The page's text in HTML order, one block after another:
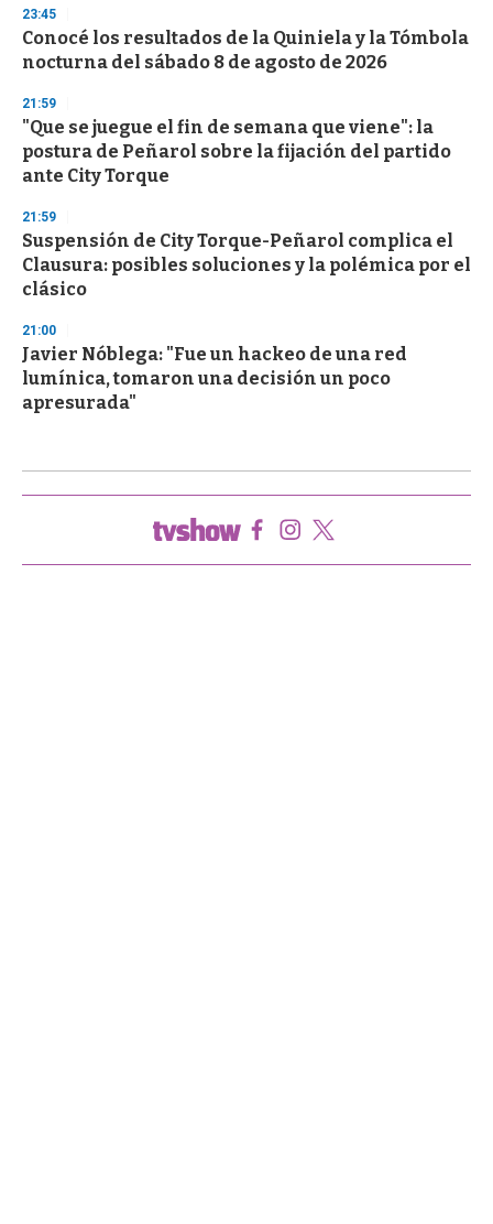
23:45
Conocé los resultados de la Quiniela y la Tómbola
nocturna del sábado 8 de agosto de 2026
21:59
"Que se juegue el fin de semana que viene": la
postura de Peñarol sobre la fijación del partido
ante City Torque
21:59
Suspensión de City Torque-Peñarol complica el
Clausura: posibles soluciones y la polémica por el
clásico
21:00
Javier Nóblega: "Fue un hackeo de una red
lumínica, tomaron una decisión un poco
apresurada"